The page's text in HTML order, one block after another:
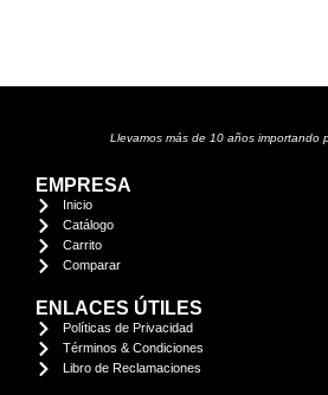
Llevamos más de 10 años importando
EMPRESA
Inicio
Catálogo
Carrito
Comparar
ENLACES ÚTILES
Políticas de Privacidad
Términos & Condiciones
Libro de Reclamaciones